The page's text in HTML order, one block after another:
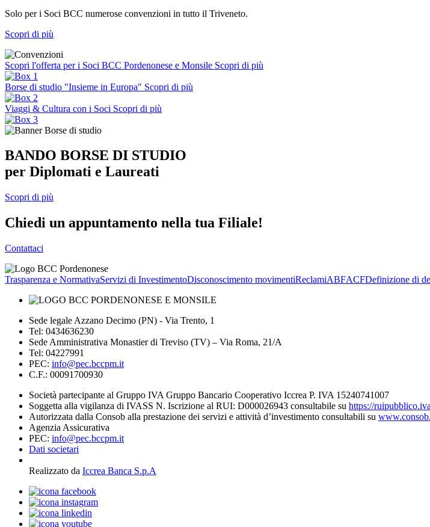
Solo per i Soci BCC numerose convenzioni in tutto il Triveneto.
Scopri di più
Scopri l'offerta per i Soci BCC Pordenonese e Monsile Scopri di più
Borse di studio "Insieme in Europa" Scopri di più
Viaggi & Cultura con i Soci Scopri di più
BANDO BORSE DI STUDIO
per Diplomati e Laureati
Scopri di più
Chiedi un appuntamento nella tua Filiale!
Contattaci
Trasparenza e NormativaServizi di InvestimentoDisconoscimento movimentiReclamiABFACFDefinizione di
Sede legale Azzano Decimo (PN) - Via Trento, 1
Tel: 0434636230
Sede Amministrativa Monastier di Treviso (TV) – Via Roma, 21/A
Tel: 04227991
PEC: info@pec.bccpm.it
C.F.: 00091700930
Società partecipante al Gruppo IVA Gruppo Bancario Cooperativo Iccrea P. IVA 15240741007
Soggetta alla vigilanza di IVASS N. Iscrizione al RUI: D000026943 consultabile su https://
Autorizzata dalla Consob alla prestazione dei servizi e attività d’investimento consultabili su
Agenzia Assicurativa
PEC: info@pec.bccpm.it
Dati societari
Realizzato da Iccrea Banca S.p.A